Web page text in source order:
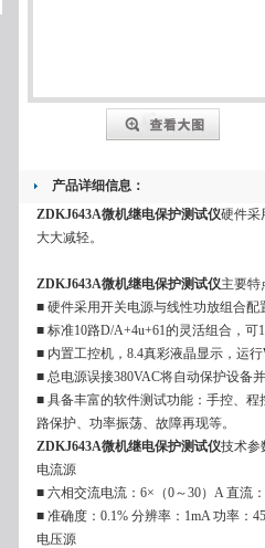
产品详细信息：
ZDKJ643A微机继电保护测试仪硬件采
大大减轻。
ZDKJ643A微机继电保护测试仪主要特
■ 硬件采用开关电源与线性功放组合
■ 标准10路D/A+4u+61的灵活组合，
■ 内置工控机，8.4真彩液晶显示，运
■ 总电源误接380VAC将自动保护设备
■ 具备丰富的软件测试功能：手控、
路保护、功率振荡、故障再现等。
ZDKJ643A微机继电保护测试仪技术参
电流源
■ 六相交流电流：6×（0～30）A 直流
■ 准确度：0.1% 分辨率：1mA 功率：
电压源